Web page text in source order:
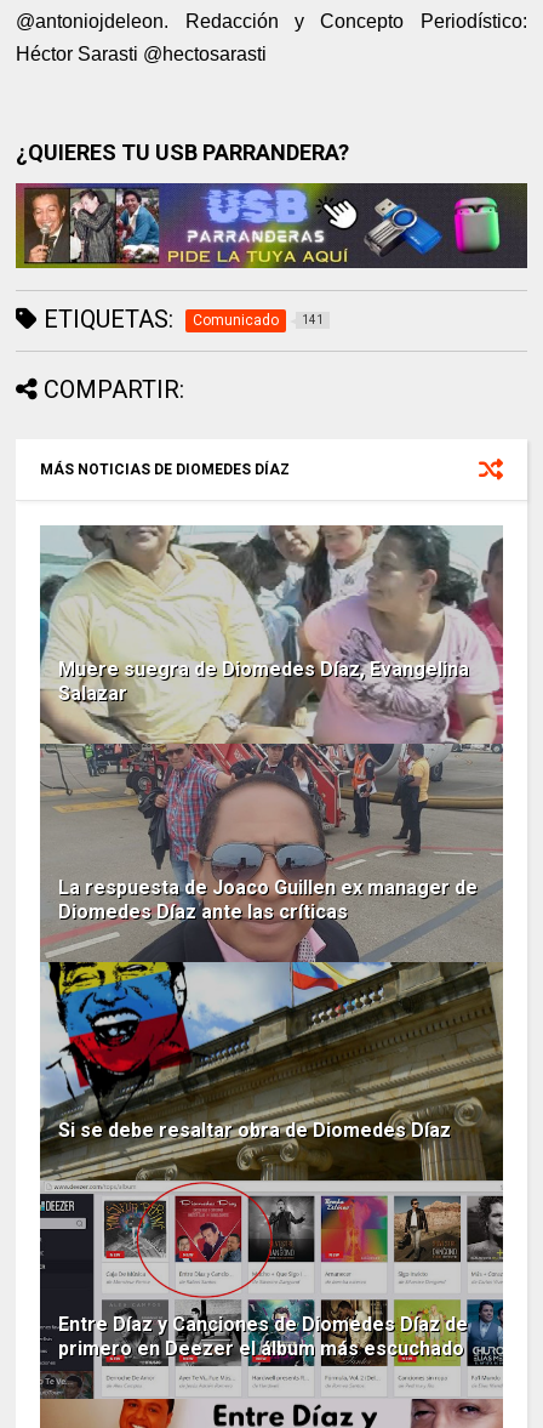
@antoniojdeleon. Redacción y Concepto Periodístico:
Héctor Sarasti @hectosarasti
¿QUIERES TU USB PARRANDERA?
ETIQUETAS: Comunicado 141
COMPARTIR:
MÁS NOTICIAS DE DIOMEDES DÍAZ
Muere suegra de Diomedes Díaz, Evangelina
Salazar
La respuesta de Joaco Guillen ex manager de
Diomedes Díaz ante las críticas
Si se debe resaltar obra de Diomedes Díaz
Entre Díaz y Canciones de Diomedes Díaz de
primero en Deezer el álbum más escuchado